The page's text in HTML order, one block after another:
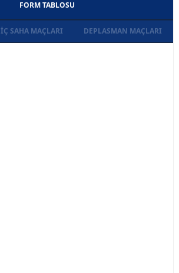
FORM TABLOSU
İÇ SAHA MAÇLARI DEPLASMAN MAÇLARI